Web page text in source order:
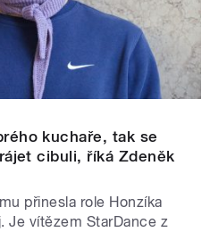
kuchaře, tak se
cibuli, říká Zdeněk
přinesla role Honzíka
Je vítězem StarDance z